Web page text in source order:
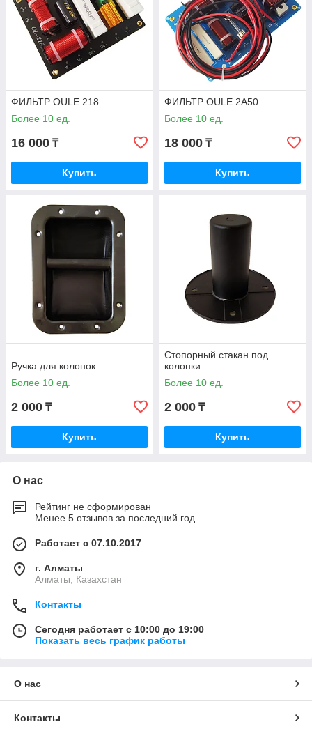
ФИЛЬТР OULE 218
Более 10 ед.
16 000 ₸
Купить
ФИЛЬТР OULE 2А50
Более 10 ед.
18 000 ₸
Купить
Ручка для колонок
Более 10 ед.
2 000 ₸
Купить
Стопорный стакан под
колонки
Более 10 ед.
2 000 ₸
Купить
О нас
Рейтинг не сформирован
Менее 5 отзывов за последний год
Работает с 07.10.2017
г. Алматы
Алматы, Казахстан
Контакты
Сегодня работает с 10:00 до 19:00
Показать весь график работы
О нас
Контакты